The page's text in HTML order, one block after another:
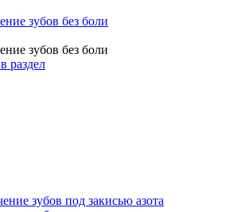
зубов без боли
зубов без боли
раздел
зубов под закисью азота